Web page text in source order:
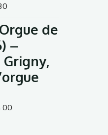
de
–
00